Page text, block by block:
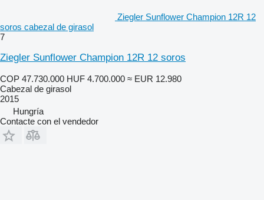
Ziegler Sunflower Champion 12R 12
soros cabezal de girasol
7
Ziegler Sunflower Champion 12R 12 soros
COP 47.730.000 HUF 4.700.000 ≈ EUR 12.980
Cabezal de girasol
2015
Hungría
Contacte con el vendedor